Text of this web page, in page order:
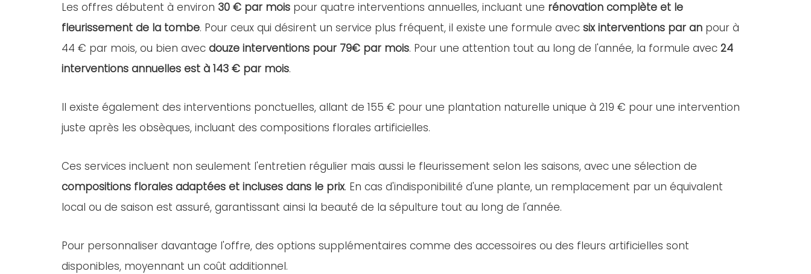
Les offres débutent à environ 30 € par mois pour quatre interventions annuelles, incluant une rénovation complète et le
fleurissement de la tombe. Pour ceux qui désirent un service plus fréquent, il existe une formule avec six interventions par an pour à
44 € par mois, ou bien avec douze interventions pour 79€ par mois. Pour une attention tout au long de l'année, la formule avec 24
interventions annuelles est à 143 € par mois.
Il existe également des interventions ponctuelles, allant de 155 € pour une plantation naturelle unique à 219 € pour une intervention
juste après les obsèques, incluant des compositions florales artificielles.
Ces services incluent non seulement l'entretien régulier mais aussi le fleurissement selon les saisons, avec une sélection de
compositions florales adaptées et incluses dans le prix. En cas d'indisponibilité d'une plante, un remplacement par un équivalent
local ou de saison est assuré, garantissant ainsi la beauté de la sépulture tout au long de l'année.
Pour personnaliser davantage l'offre, des options supplémentaires comme des accessoires ou des fleurs artificielles sont
disponibles, moyennant un coût additionnel.